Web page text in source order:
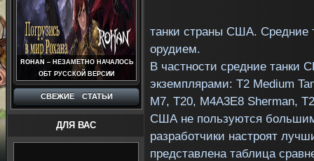
ROHAN – НЕЗАМЕТНО НАЧАЛОСЬ
ОБТ РУССКОЙ ВЕРСИИ
СВЕЖИЕ СТАТЬИ
ДЛЯ ВАС
танки страны США. Средние
орудием.
В частности средние танки
экземплярами: T2 Medium
M7, T20, M4A3E8 Sherman, T
США не пользуются
разработчики настроят
представлена таблица